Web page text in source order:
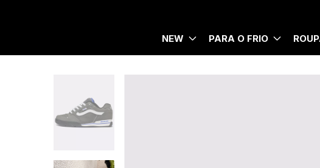
NEW PARA O FRIO